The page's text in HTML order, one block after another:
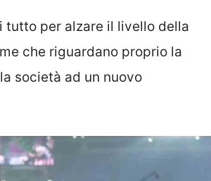
tutto per alzare il livello della
che riguardano proprio la
società ad un nuovo